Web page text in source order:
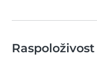
Raspoloživost